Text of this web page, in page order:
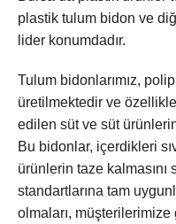
plastik tulum bidon ve
lider konumdadır.
Tulum bidonlarımız,
üretilmektedir ve
edilen süt ve süt
Bu bidonlar, içerdikleri
ürünlerin taze kalmasını
standartlarına tam
olmaları,